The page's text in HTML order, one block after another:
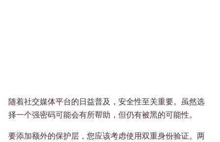
随着社交媒体平台的日益普及，安全性至关重要。虽然选
择一个强密码可能会有所帮助，但仍有被黑的可能性。
要添加额外的保护层，您应该考虑使用双重身份验证。两